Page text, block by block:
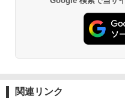
￥
￥
窩座
関連リンク